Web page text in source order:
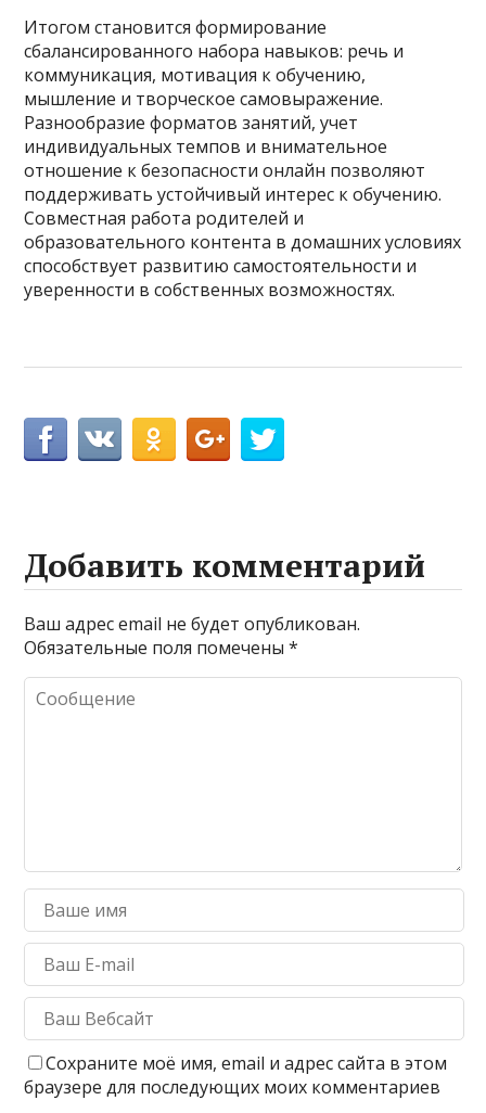
Итогом становится формирование
сбалансированного набора навыков: речь и
коммуникация, мотивация к обучению,
мышление и творческое самовыражение.
Разнообразие форматов занятий, учет
индивидуальных темпов и внимательное
отношение к безопасности онлайн позволяют
поддерживать устойчивый интерес к обучению.
Совместная работа родителей и
образовательного контента в домашних условиях
способствует развитию самостоятельности и
уверенности в собственных возможностях.
Добавить комментарий
Ваш адрес email не будет опубликован.
Обязательные поля помечены*
Сохраните моё имя, email и адрес сайта в этом
браузере для последующих моих комментариев